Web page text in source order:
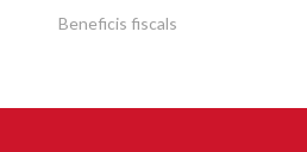
Beneficis fiscals